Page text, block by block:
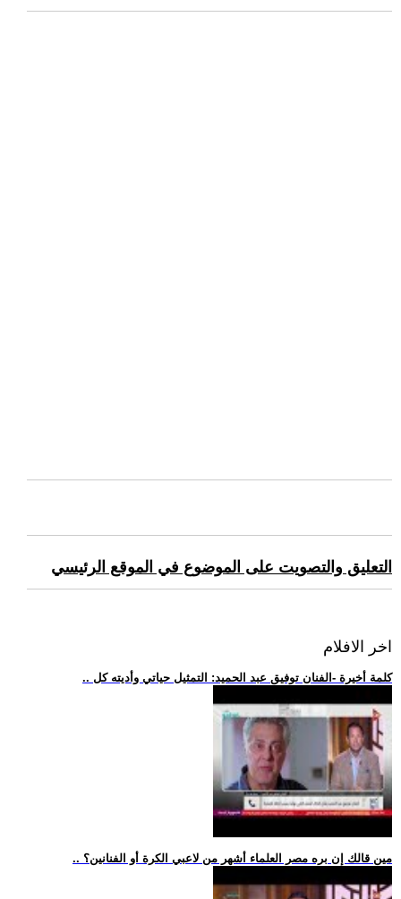
التعليق والتصويت على الموضوع في الموقع الرئيسي
اخر الافلام
.. كلمة أخيرة -الفنان توفيق عبد الحميد: التمثيل حياتي وأديته كل
.. مين قالك إن بره مصر العلماء أشهر من لاعبي الكرة أو الفنانين؟